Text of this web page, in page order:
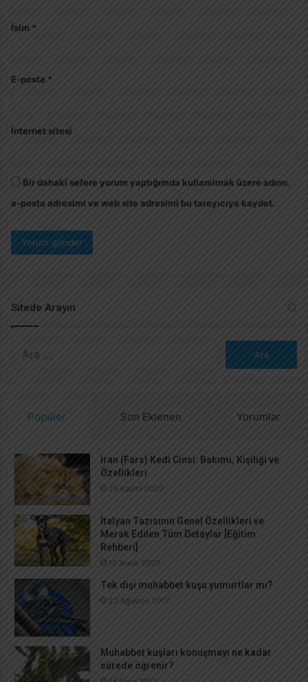
İsim *
E-posta *
İnternet sitesi
Bir dahaki sefere yorum yaptığımda kullanılmak üzere adımı,
e-posta adresimi ve web site adresimi bu tarayıcıya kaydet.
Sitede Arayın
Popüler Son Eklenen Yorumlar
İran (Fars) Kedi Cinsi: Bakımı, Kişiliği ve
Özellikleri
25 Kasım 2020
İtalyan Tazısının Genel Özellikleri ve
Merak Edilen Tüm Detaylar [Eğitim
Rehberi]
10 Aralık 2020
Tek dişi muhabbet kuşu yumurtlar mı?
23 Ağustos 2017
Muhabbet kuşları konuşmayı ne kadar
sürede öğrenir?